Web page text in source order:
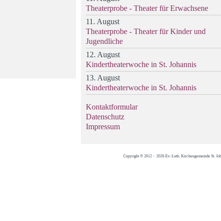
Theaterprobe - Theater für Erwachsene
11. August
Theaterprobe - Theater für Kinder und
Jugendliche
12. August
Kindertheaterwoche in St. Johannis
13. August
Kindertheaterwoche in St. Johannis
Kontaktformular
Datenschutz
Impressum
Copyright © 2012 - 2026 Ev.-Luth. Kirchengemeinde St.